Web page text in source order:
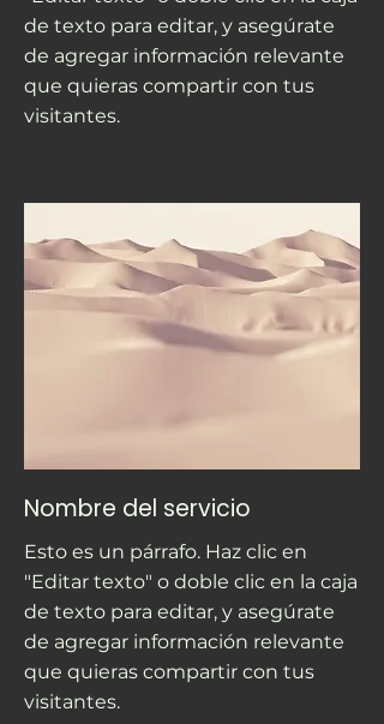
de texto para editar, y asegúrate
de agregar información relevante
que quieras compartir con tus
visitantes.
Nombre del servicio
Esto es un párrafo. Haz clic en
"Editar texto" o doble clic en la caja
de texto para editar, y asegúrate
de agregar información relevante
que quieras compartir con tus
visitantes.